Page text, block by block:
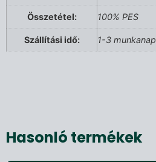
Összetétel: 100% PES
Szállítási idő: 1-3 munkanap
Hasonló termékek